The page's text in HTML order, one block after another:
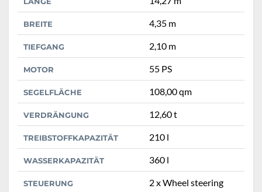
BREITE 4,35 m
TIEFGANG 2,10 m
MOTOR 55 PS
SEGELFLÄCHE 108,00 qm
VERDRÄNGUNG 12,60 t
TREIBSTOFFKAPAZITÄT 210 l
WASSERKAPAZITÄT 360 l
STEUERUNG 2 x Wheel steering